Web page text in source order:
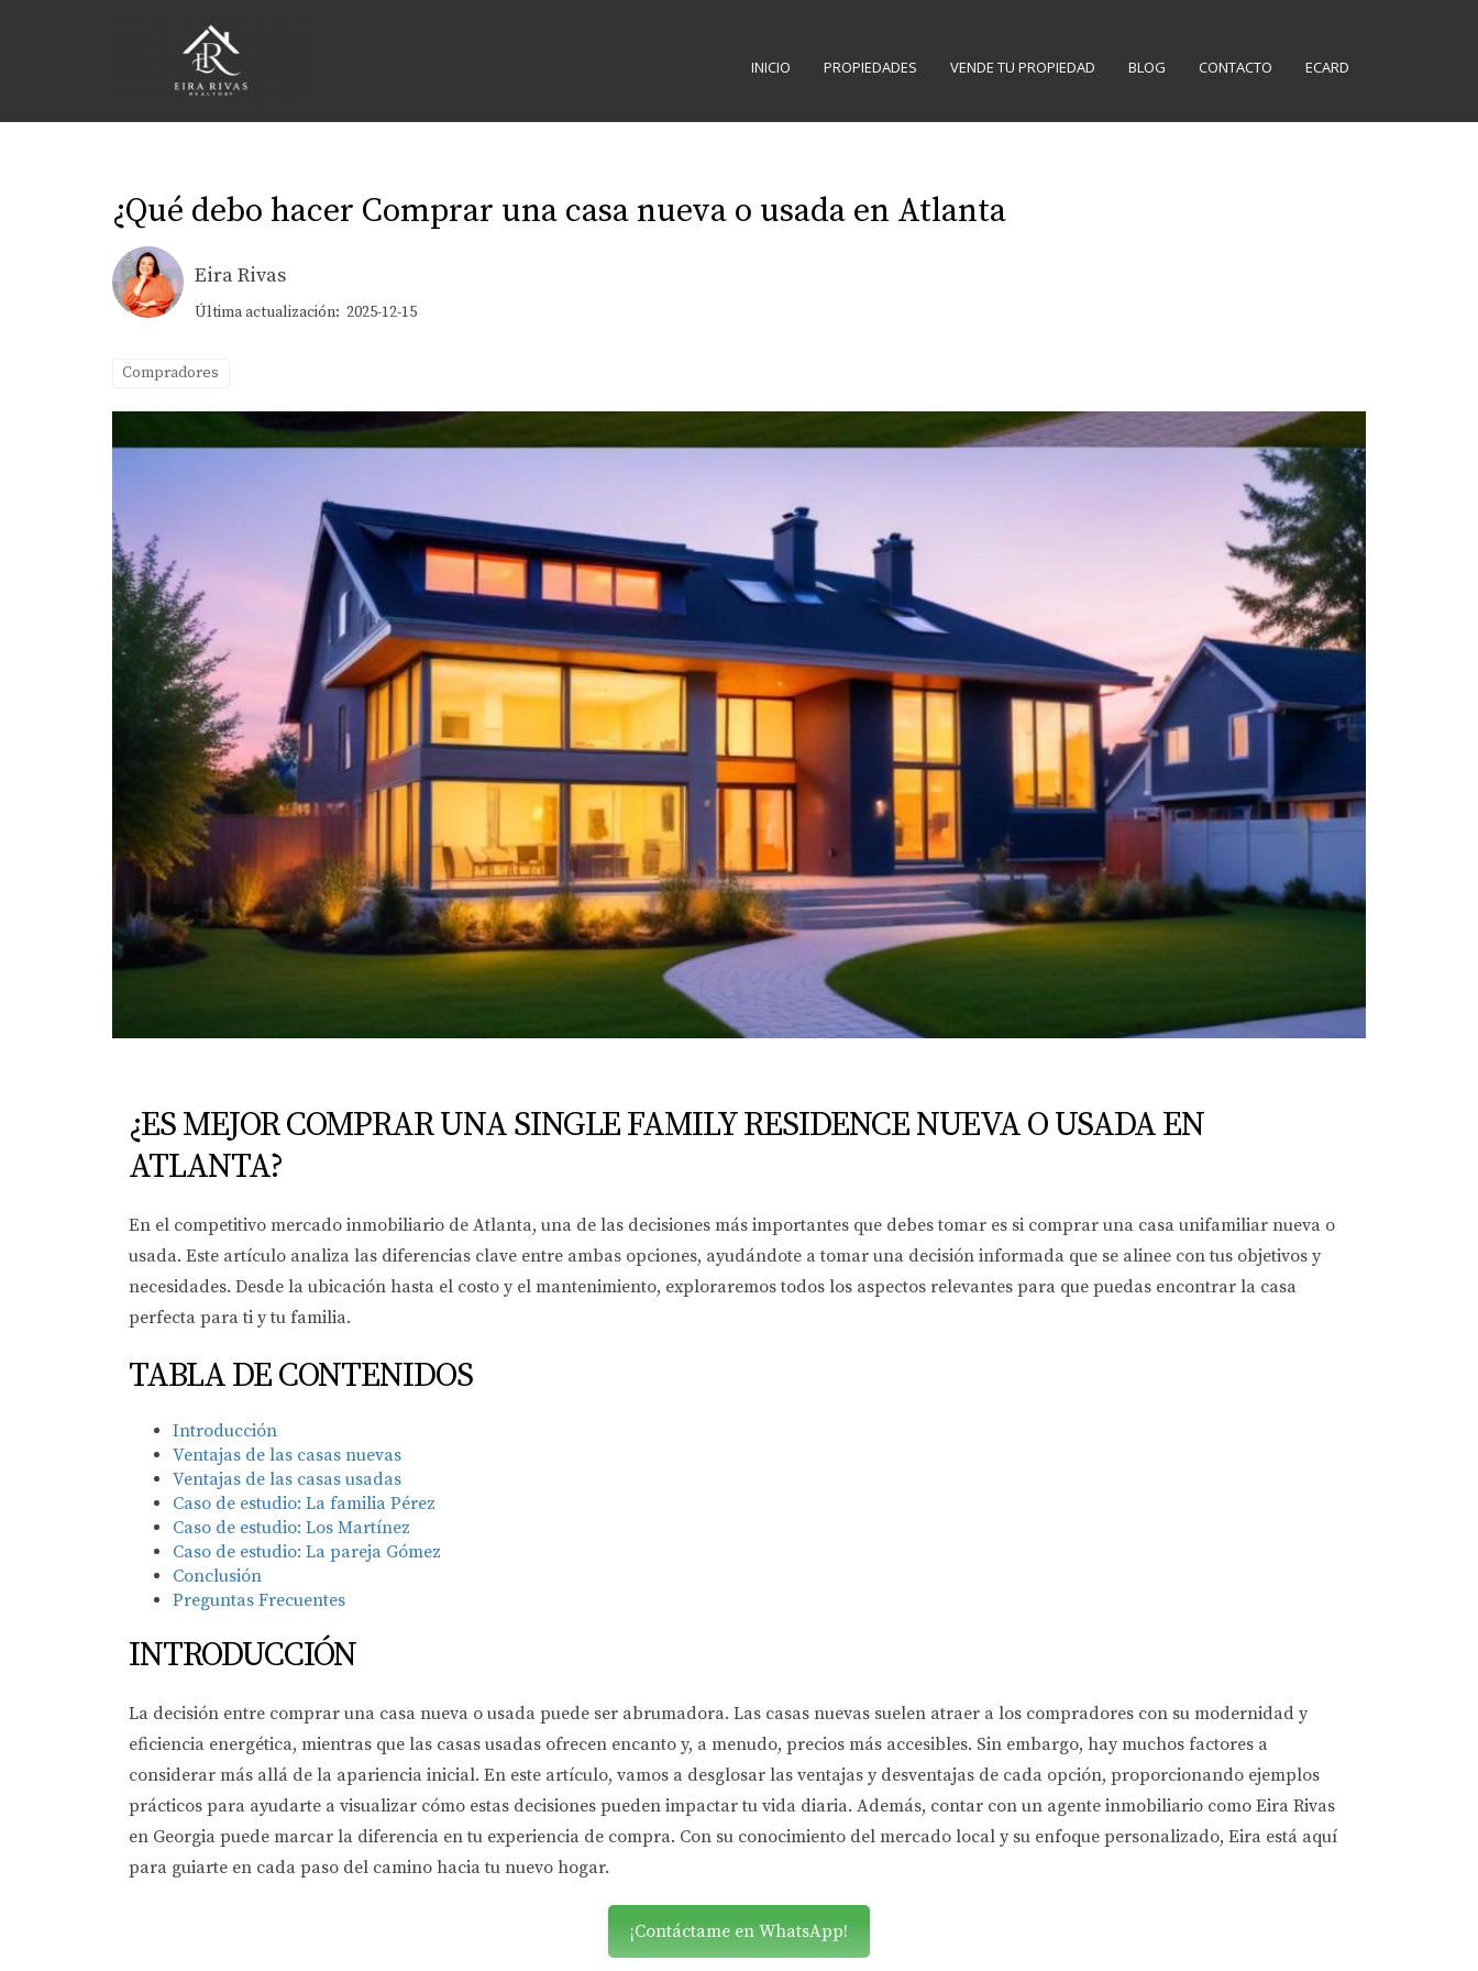
INICIO PROPIEDADES VENDE TU PROPIEDAD BLOG CONTACTO ECARD
¿Qué debo hacer Comprar una casa nueva o usada en Atlanta
Eira Rivas
Última actualización: 2025-12-15
Compradores
¿ES MEJOR COMPRAR UNA SINGLE FAMILY RESIDENCE NUEVA O USADA EN
ATLANTA?
En el competitivo mercado inmobiliario de Atlanta, una de las decisiones más importantes que debes tomar es si comprar una casa unifamiliar nueva o
usada. Este artículo analiza las diferencias clave entre ambas opciones, ayudándote a tomar una decisión informada que se alinee con tus objetivos y
necesidades. Desde la ubicación hasta el costo y el mantenimiento, exploraremos todos los aspectos relevantes para que puedas encontrar la casa
perfecta para ti y tu familia.
TABLA DE CONTENIDOS
Introducción
Ventajas de las casas nuevas
Ventajas de las casas usadas
Caso de estudio: La familia Pérez
Caso de estudio: Los Martínez
Caso de estudio: La pareja Gómez
Conclusión
Preguntas Frecuentes
INTRODUCCIÓN
La decisión entre comprar una casa nueva o usada puede ser abrumadora. Las casas nuevas suelen atraer a los compradores con su modernidad y
eficiencia energética, mientras que las casas usadas ofrecen encanto y, a menudo, precios más accesibles. Sin embargo, hay muchos factores a
considerar más allá de la apariencia inicial. En este artículo, vamos a desglosar las ventajas y desventajas de cada opción, proporcionando ejemplos
prácticos para ayudarte a visualizar cómo estas decisiones pueden impactar tu vida diaria. Además, contar con un agente inmobiliario como Eira Rivas
en Georgia puede marcar la diferencia en tu experiencia de compra. Con su conocimiento del mercado local y su enfoque personalizado, Eira está aquí
para guiarte en cada paso del camino hacia tu nuevo hogar.
¡Contáctame en WhatsApp!